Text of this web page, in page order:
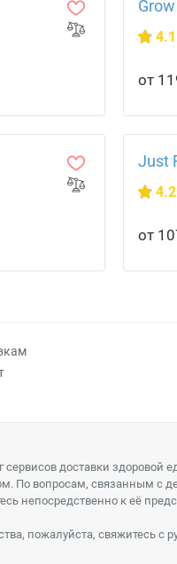
4.1
от
Just
4.2
от
сервисов доставки здоровой
По вопросам, связанным с
непосредственно к её
пожалуйста, свяжитесь с